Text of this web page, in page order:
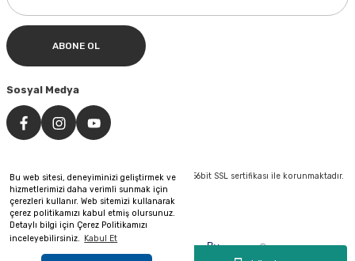
Bu web sitesi, deneyiminizi geliştirmek ve
hizmetlerimizi daha verimli sunmak için
çerezleri kullanır. Web sitemizi kullanarak
çerez politikamızı kabul etmiş olursunuz.
Detaylı bilgi için Çerez Politikamızı
inceleyebilirsiniz. Kabul Et
ABONE OL
Sosyal Medya
©Tüm hakları saklıdır. Kredi kartı bilgileriniz 256bit SSL sertifikası ile korunmaktadır.
By Pixeler®